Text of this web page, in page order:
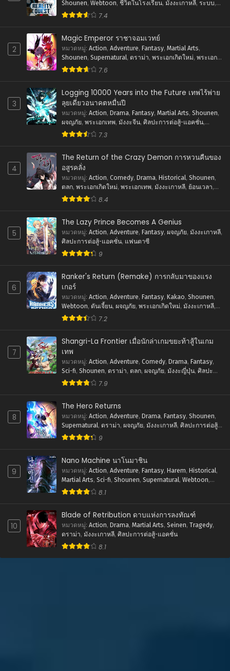
ตอนที่ 17
มกราคม 19, 2026
ตอนที่ 16
มกราคม 19, 2026
ตอนที่ 15
ตอนที่ 14
มกราคม 19, 2026
ตอนที่ 12
มกราคม 19, 2026
ตอนที่ 10
มกราคม 19, 2026
ตอนที่ 8
มกราคม 19, 2026
ตอนที่ 6
มกราคม 19, 2026
ตอนที่ 4
มกราคม 19, 2026
มกราคม 19, 2026
ตอนที่ 2
มกราคม 19, 2026
ตอนที่ 1
มกราคม 19, 2026
Shounen, Webtoon, ชีวิตในโรงเรียน, มังงะเกาหลี, ระบบ,
ศิลปะการต่อสู้-แอคชั่น
7.4
2
Magic Emperor ราชาจอมเวทย์
หมวดหมู่: Action, Adventure, Fantasy, Martial Arts,
Shounen, Supernatural, ดราม่า, พระเอกเกิดใหม่, พระเอก
เทพ,ภัยภิบัติ, มังงะจีน
7.6
3
Logging 10000 Years into the Future เทพไร้พ่าย
ลุยเดี่ยวอนาคตหมื่นปี
หมวดหมู่: Action, Drama, Fantasy, Martial Arts, Shounen,
ผจญภัย, พระเอกเทพ, มังงะจีน, ศิลปะการต่อสู้-แอคชั่น,
แฟนตาซี
7.3
4
The Return of the Crazy Demon การหวนคืนของ
อสูรคลั่ง
หมวดหมู่: Action, Comedy, Drama, Historical, Shounen,
ตลก, พระเอกเกิดใหม่, พระเอกเทพ, มังงะเกาหลี, ย้อนเวลา,
ศิลปะการต่อสู้-แอคชั่น
8.4
5
The Lazy Prince Becomes A Genius
หมวดหมู่: Action, Adventure, Fantasy, ผจญภัย, มังงะเกาหลี,
ศิลปะการต่อสู้-แอคชั่น, แฟนตาซี
9
6
Ranker's Return (Remake) การกลับมาของแรง
เกอร์
หมวดหมู่: Action, Adventure, Fantasy, Kakao, Shounen,
Webtoon, ดันเจี้ยน, ผจญภัย, พระเอกเกิดใหม่, มังงะเกาหลี,
ระบบ,ศิลปะการต่อสู้-แอคชั่น
7.2
7
Shangri-La Frontier เมื่อนักล่าเกมขยะท้าสู้ในเกม
เทพ
หมวดหมู่: Action, Adventure, Comedy, Drama, Fantasy,
Sci-fi, Shounen, ดราม่า, ตลก, ผจญภัย, มังงะญี่ปุ่น, ศิลปะ
การต่อสู้-แอคชั่น,
7.9
8
The Hero Returns
หมวดหมู่: Action, Adventure, Drama, Fantasy, Shounen,
Supernatural, ดราม่า, ผจญภัย, มังงะเกาหลี, ศิลปะการต่อสู้-
แอคชั่น,แฟนตาซี
9
9
Nano Machine นาโนมาชิน
หมวดหมู่: Action, Adventure, Fantasy, Harem, Historical,
Martial Arts, Sci-fi, Shounen, Supernatural, Webtoon,
ชีวิตในโรงเรียน ,
8.1
10
Blade of Retribution ดาบแห่งการลงทัณฑ์
หมวดหมู่: Action, Drama, Martial Arts, Seinen, Tragedy,
ดราม่า, มังงะเกาหลี, ศิลปะการต่อสู้-แอคชั่น
8.1